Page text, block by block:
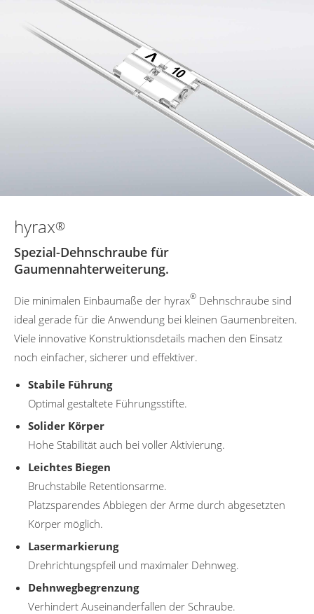
hyrax®
Spezial-Dehnschraube für
Gaumennahterweiterung.
Die minimalen Einbaumaße der hyrax® Dehnschraube sind
ideal gerade für die Anwendung bei kleinen Gaumenbreiten.
Viele innovative Konstruktionsdetails machen den Einsatz
noch einfacher, sicherer und effektiver.
Stabile Führung
Optimal gestaltete Führungsstifte.
Solider Körper
Hohe Stabilität auch bei voller Aktivierung.
Leichtes Biegen
Bruchstabile Retentionsarme.
Platzsparendes Abbiegen der Arme durch abgesetzten
Körper möglich.
Lasermarkierung
Drehrichtungspfeil und maximaler Dehnweg.
Dehnwegbegrenzung
Verhindert Auseinanderfallen der Schraube.